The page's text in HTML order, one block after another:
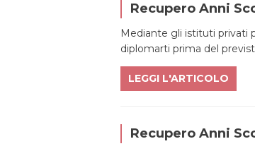
Recupero Anni
Mediante gli istituti privati
diplomarti prima del
LEGGI L'ARTICOLO
Recupero Anni